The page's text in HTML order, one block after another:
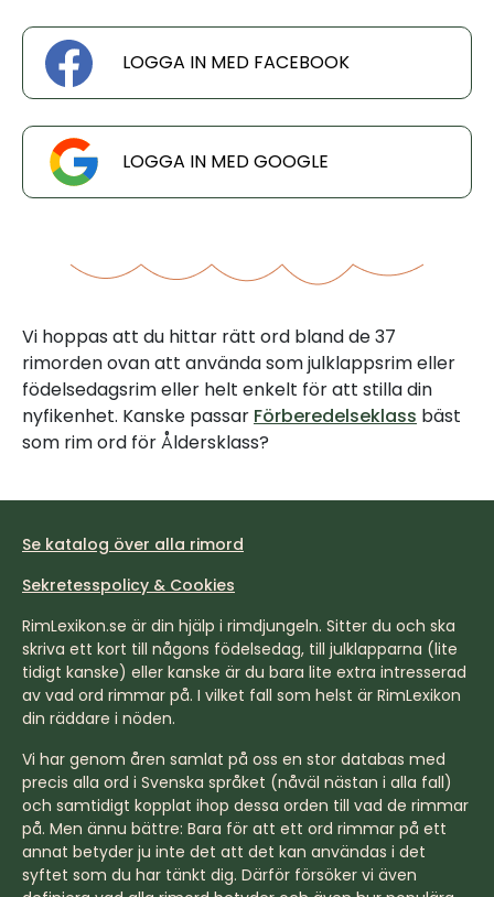
LOGGA IN MED FACEBOOK
LOGGA IN MED GOOGLE
Vi hoppas att du hittar rätt ord bland de 37
rimorden ovan att använda som julklappsrim eller
födelsedagsrim eller helt enkelt för att stilla din
nyfikenhet. Kanske passar Förberedelseklass bäst
som rim ord för Åldersklass?
Se katalog över alla rimord
Sekretesspolicy & Cookies
RimLexikon.se är din hjälp i rimdjungeln. Sitter du och ska
skriva ett kort till någons födelsedag, till julklapparna (lite
tidigt kanske) eller kanske är du bara lite extra intresserad
av vad ord rimmar på. I vilket fall som helst är RimLexikon
din räddare i nöden.
Vi har genom åren samlat på oss en stor databas med
precis alla ord i Svenska språket (nåväl nästan i alla fall)
och samtidigt kopplat ihop dessa orden till vad de rimmar
på. Men ännu bättre: Bara för att ett ord rimmar på ett
annat betyder ju inte det att det kan användas i det
syftet som du har tänkt dig. Därför försöker vi även